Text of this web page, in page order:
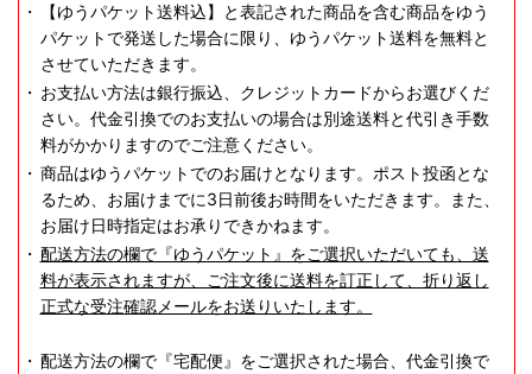
・
【ゆうパケット送料込】と表記された商品を含む商品をゆう
パケットで発送した場合に限り、ゆうパケット送料を無料と
させていただきます。
・ お支払い方法は銀行振込、クレジットカードからお選びくだ
さい。代金引換でのお支払いの場合は別途送料と代引き手数
料がかかりますのでご注意ください。
・ 商品はゆうパケットでのお届けとなります。ポスト投函とな
るため、お届けまでに3日前後お時間をいただきます。また、
お届け日時指定はお承りできかねます。
・ 配送方法の欄で『ゆうパケット』をご選択いただいても、送
料が表示されますが、ご注文後に送料を訂正して、折り返し
正式な受注確認メールをお送りいたします。
・ 配送方法の欄で『宅配便』をご選択された場合、代金引換で